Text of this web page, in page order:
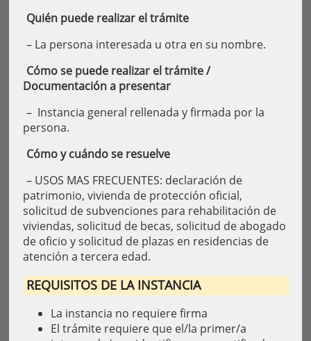
Quién puede realizar el trámite
– La persona interesada u otra en su nombre.
Cómo se puede realizar el trámite /
Documentación a presentar
– Instancia general rellenada y firmada por la
persona.
Cómo y cuándo se resuelve
– USOS MAS FRECUENTES: declaración de
patrimonio, vivienda de protección oficial,
solicitud de subvenciones para rehabilitación de
viviendas, solicitud de becas, solicitud de abogado
de oficio y solicitud de plazas en residencias de
atención a tercera edad.
REQUISITOS DE LA INSTANCIA
La instancia no requiere firma
El trámite requiere que el/la primer/a